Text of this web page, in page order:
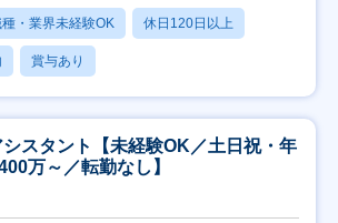
・業界未経験OK 休日120日以上
賞与あり
シスタント【未経験OK／土日祝・年
万～／転勤なし】